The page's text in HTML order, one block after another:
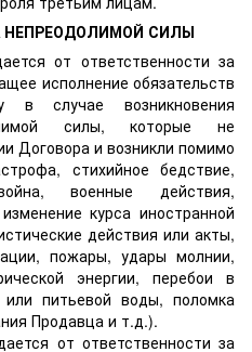
СИЛЫ
от ответственности за
исполнение обязательств
в случае возникновения
силы, которые не
Договора и возникли помимо
стихийное бедствие,
военные действия,
курса иностранной
действия или акты,
пожары, удары молнии,
энергии, перебои в
или питьевой воды, поломка
Продавца и т.д.).
от ответственности за